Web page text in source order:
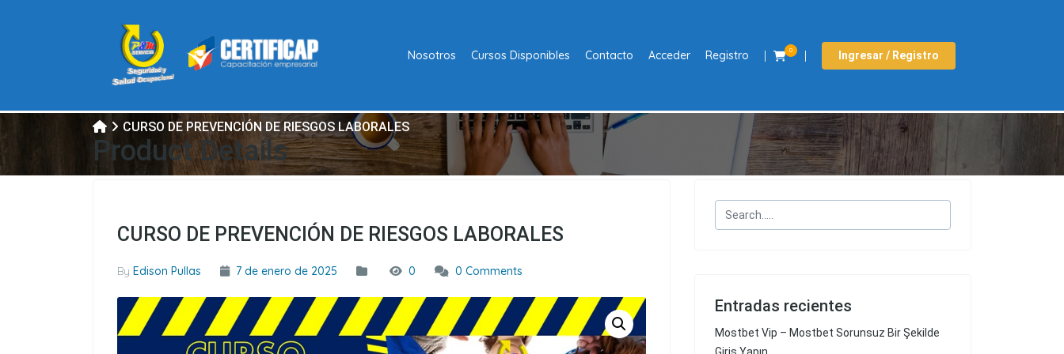
Nosotros Cursos Disponibles Contacto Acceder Registro 0 Ingresar / Registro
CURSO DE PREVENCIÓN DE RIESGOS LABORALES
Product Details
CURSO DE PREVENCIÓN DE RIESGOS LABORALES
By Edison Pullas 7 de enero de 2025 0 0 Comments
Entradas recientes
Mostbet Vip – Mostbet Sorunsuz Bir Şekilde